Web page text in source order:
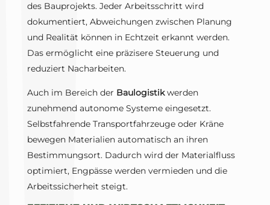
des Bauprojekts. Jeder Arbeitsschritt wird
dokumentiert, Abweichungen zwischen Planung
und Realität können in Echtzeit erkannt werden.
Das ermöglicht eine präzisere Steuerung und
reduziert Nacharbeiten.
Auch im Bereich der Baulogistikwerden
zunehmend autonome Systeme eingesetzt.
Selbstfahrende Transportfahrzeuge oder Kräne
bewegen Materialien automatisch an ihren
Bestimmungsort. Dadurch wird der Materialfluss
optimiert, Engpässe werden vermieden und die
Arbeitssicherheit steigt.